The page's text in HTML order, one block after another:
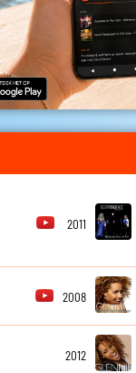
2011
2008
2012